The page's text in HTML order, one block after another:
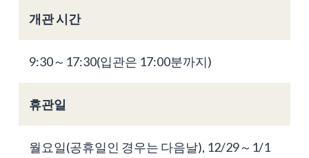
개관 시간
9:30～17:30(입관은 17:00분까지)
휴관일
월요일(공휴일인 경우는 다음날), 12/29～1/1